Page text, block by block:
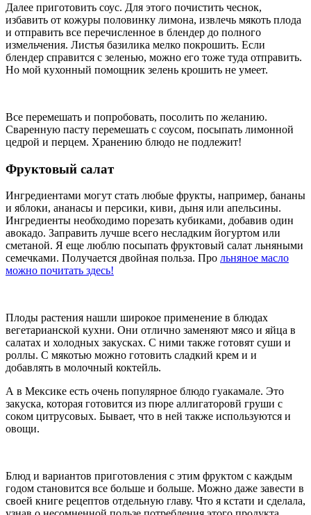
Далее приготовить соус. Для этого почистить чеснок,
избавить от кожуры половинку лимона, извлечь мякоть плода
и отправить все перечисленное в блендер до полного
измельчения. Листья базилика мелко покрошить. Если
блендер справится с зеленью, можно его тоже туда отправить.
Но мой кухонный помощник зелень крошить не умеет.
Все перемешать и попробовать, посолить по желанию.
Сваренную пасту перемешать с соусом, посыпать лимонной
цедрой и перцем. Хранению блюдо не подлежит!
Фруктовый салат
Ингредиентами могут стать любые фрукты, например, бананы
и яблоки, ананасы и персики, киви, дыня или апельсины.
Ингредиенты необходимо порезать кубиками, добавив один
авокадо. Заправить лучше всего несладким йогуртом или
сметаной. Я еще люблю посыпать фруктовый салат льняными
семечками. Получается двойная польза. Про льняное масло
можно почитать здесь!
Плоды растения нашли широкое применение в блюдах
вегетарианской кухни. Они отлично заменяют мясо и яйца в
салатах и холодных закусках. С ними также готовят суши и
роллы. С мякотью можно готовить сладкий крем и и
добавлять в молочный коктейль.
А в Мексике есть очень популярное блюдо гуакамале. Это
закуска, которая готовится из пюре аллигаторовй груши с
соком цитрусовых. Бывает, что в ней также используются и
овощи.
Блюд и вариантов приготовления с этим фруктом с каждым
годом становится все больше и больше. Можно даже завести в
своей книге рецептов отдельную главу. Что я кстати и сделала,